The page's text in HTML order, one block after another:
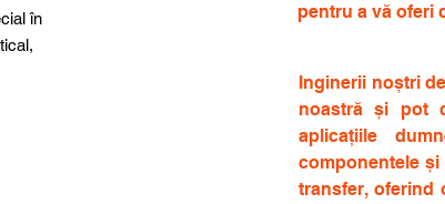
în
pentru a vă oferi
Inginerii noștri
noastră și pot
aplicațiile
componentele și
transfer, oferind